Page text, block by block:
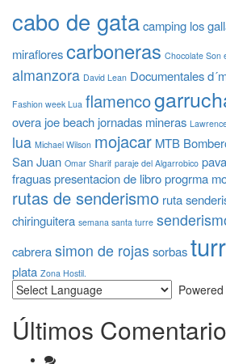
cabo de gatacamping los
miraflorescarboneras Chocolate Son
almanzora David Lean Documentales
Fashion week Lua flamenco
overa joe beach jornadas mineras
lua Michael Wilson mojacar MTB
San Juan Omar Sharif paraje del Algarrobico
fraguaspresentacion de libroprogrma
rutas de senderismo ruta
chiringuitera semana santa turre
cabrerasimon de rojas sorbas
plata Zona Hostil.
Últimos